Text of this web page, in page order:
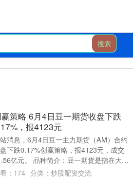
搜索
策略 6月4日豆一期货收盘下跌
，报4123元
消息，6月4日豆一主力期货（AM）合约
下跌0.17%创赢策略，报4123元，成交
亿元。 品种简介：豆一期货是指在大连
交易所上市的黄大豆1号....
： 174 分类： 炒股配资交流